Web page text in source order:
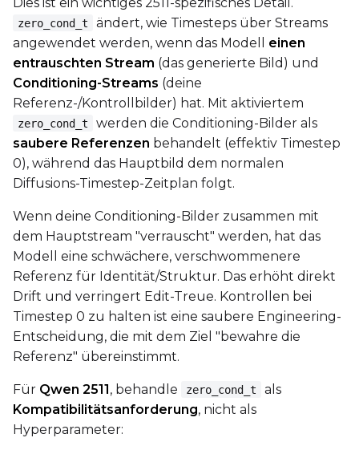
zero_cond_t
ändert, wie Timesteps über Streams
angewendet werden, wenn das Modell einen
entrauschten Stream (das generierte Bild) und
Conditioning-Streams (deine
Referenz-/Kontrollbilder) hat. Mit aktiviertem
zero_cond_t
werden die Conditioning-Bilder als
saubere Referenzen behandelt (effektiv Timestep
0), während das Hauptbild dem normalen
Diffusions-Timestep-Zeitplan folgt.
Wenn deine Conditioning-Bilder zusammen mit
dem Hauptstream "verrauscht" werden, hat das
Modell eine schwächere, verschwommenere
Referenz für Identität/Struktur. Das erhöht direkt
Drift und verringert Edit-Treue. Kontrollen bei
Timestep 0 zu halten ist eine saubere Engineering-
Entscheidung, die mit dem Ziel "bewahre die
Referenz" übereinstimmt.
Für Qwen 2511, behandle zero_cond_t
als
Kompatibilitätsanforderung, nicht als
Hyperparameter: